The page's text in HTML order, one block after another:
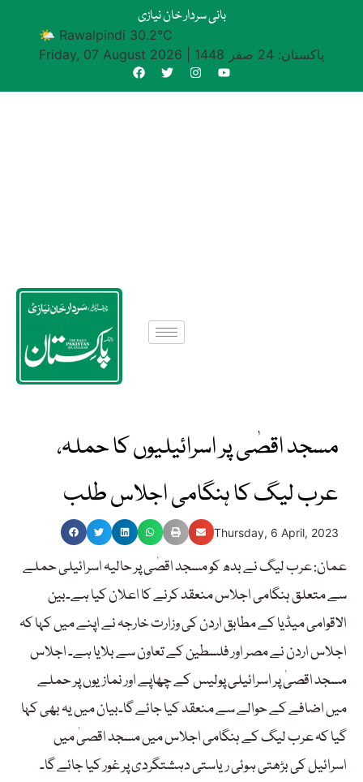
بانی سردار خان نیازی
🌤 Rawalpindi 30.2°C
Friday, 07 August 2026
پاکستان: 24 صفر 1448
مسجد اقصٰی پر اسرائیلیوں کا حملہ،
عرب لیگ کا ہنگامی اجلاس طلب
Thursday, 6 April, 2023
عمان: عرب لیگ نے بدھ کو مسجد اقصٰی پر حالیہ اسرائیلی حملے
سے متعلق ہنگامی اجلاس منعقد کرنے کا اعلان کیا ہے۔بین
الاقوامی میڈیا کے مطابق اردن کی وزارت خارجہ نے اپنے میں کہا کہ
اجلاس اردن نے مصر اور فلسطین کے تعاون سے بلایا ہے۔ اجلاس
مسجد اقصیٰ پر اسرائیلی پولیس کے چھاپے اور نمازیوں پر حملے
میں اضافے کے حوالے سے منعقد کیا جائے گا۔بیان میں یہ بھی کہا
گیا کہ عرب لیگ کے ہنگامی اجلاس میں مسجد اقصیٰ میں
اسرائیل کی بڑھتی ہوئی ریاستی دہشتگردی پر غور کیا جائے گا۔